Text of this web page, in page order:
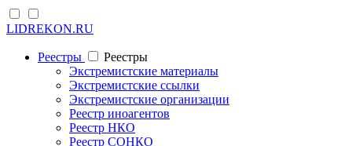
LIDREKON.RU
Реестры
Реестры
Экстремистские материалы
Экстремистские ссылки
Экстремистские организации
Реестр иноагентов
Реестр НКО
Реестр СОНКО